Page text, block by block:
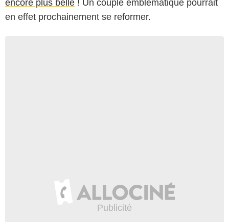
encore plus belle ! Un couple emblématique pourrait
en effet prochainement se reformer.